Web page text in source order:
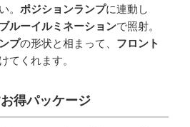
。 ポジションランプに連動し
ブルーイルミネーションで照射。
プの形状と相まって、 フロント
てくれます。
得パッケージ